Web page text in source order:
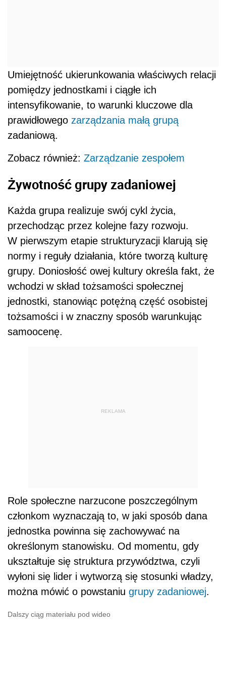
Umiejętność ukierunkowania właściwych relacji
pomiędzy jednostkami i ciągłe ich
intensyfikowanie, to warunki kluczowe dla
prawidłowego zarządzania małą grupą
zadaniową.
Zobacz również: Zarządzanie zespołem
Żywotność grupy zadaniowej
Każda grupa realizuje swój cykl życia,
przechodząc przez kolejne fazy rozwoju.
W pierwszym etapie strukturyzacji klarują się
normy i reguły działania, które tworzą kulturę
grupy. Doniosłość owej kultury określa fakt, że
wchodzi w skład tożsamości społecznej
jednostki, stanowiąc potężną część osobistej
tożsamości i w znaczny sposób warunkując
samoocenę.
REKLAMA
Role społeczne narzucone poszczególnym
członkom wyznaczają to, w jaki sposób dana
jednostka powinna się zachowywać na
określonym stanowisku. Od momentu, gdy
ukształtuje się struktura przywództwa, czyli
wyłoni się lider i wytworzą się stosunki władzy,
można mówić o powstaniu grupy zadaniowej.
Dalszy ciąg materiału pod wideo